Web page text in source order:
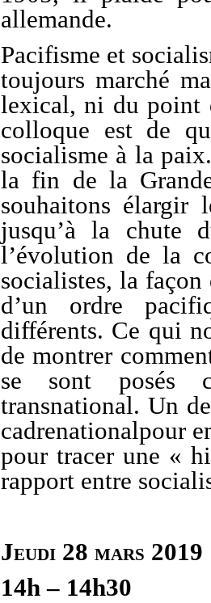
allemande.
Pacifisme et
toujours marché
lexical, ni du point
colloque est de
socialisme à la
la fin de la
souhaitons élargir
jusqu’à la chute
l’évolution de la
socialistes, la
d’un ordre
différents. Ce qui
de montrer
se sont posés
transnational. Un
cadrenationalpour
pour tracer une «
rapport entre
Jeudi 28 mars 2019
14h – 14h30